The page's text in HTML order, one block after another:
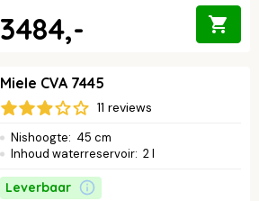
3484,-
Miele CVA 7445
11 reviews
Nishoogte: 45 cm
Inhoud waterreservoir: 2 l
Leverbaar